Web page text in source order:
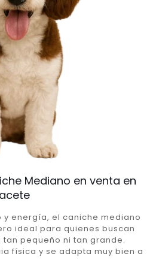
Mediano en venta en
y energía, el caniche mediano
ideal para quienes buscan
pequeño ni tan grande.
física y se adapta muy bien a